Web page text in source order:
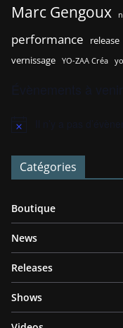
Marc Gengoux
performance release
vernissage YO-ZAA Créa
N
t
c
Catégories
Boutique
News
Releases
Shows